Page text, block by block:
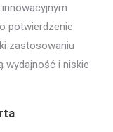
potwierdzenie
zastosowaniu
wydajność i niskie